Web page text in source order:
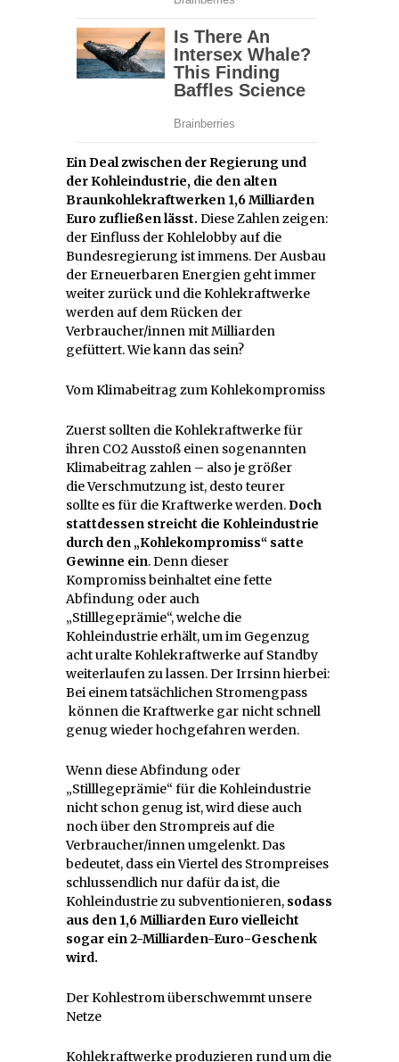
Ein Deal zwischen der Regierung und
der Kohleindustrie, die den alten
Braunkohlekraftwerken 1,6 Milliarden
Euro zufließen lässt. Diese Zahlen zeigen:
der Einfluss der Kohlelobby auf die
Bundesregierung ist immens. Der Ausbau
der Erneuerbaren Energien geht immer
weiter zurück und die Kohlekraftwerke
werden auf dem Rücken der
Verbraucher/innen mit Milliarden
gefüttert. Wie kann das sein?
Vom Klimabeitrag zum Kohlekompromiss
Zuerst sollten die Kohlekraftwerke für
ihren CO2 Ausstoß einen sogenannten
Klimabeitrag zahlen – also je größer
die Verschmutzung ist, desto teurer
sollte es für die Kraftwerke werden.Doch
stattdessen streicht die Kohleindustrie
durch den „Kohlekompromiss“ satte
Gewinne ein. Denn dieser
Kompromiss beinhaltet eine fette
Abfindung oder auch
„Stilllegeprämie“, welche die
Kohleindustrie erhält, um im Gegenzug
acht uralte Kohlekraftwerke auf Standby
weiterlaufen zu lassen. Der Irrsinn hierbei:
Bei einem tatsächlichen Stromengpass
können die Kraftwerke gar nicht schnell
genug wieder hochgefahren werden.
Wenn diese Abfindung oder
„Stilllegeprämie“ für die Kohleindustrie
nicht schon genug ist, wird diese auch
noch über den Strompreis auf die
Verbraucher/innen umgelenkt. Das
bedeutet, dass ein Viertel des Strompreises
schlussendlich nur dafür da ist, die
Kohleindustrie zu subventionieren, sodass
aus den 1,6 Milliarden Euro vielleicht
sogar ein 2-Milliarden-Euro-Geschenk
wird.
Der Kohlestrom überschwemmt unsere
Netze
Kohlekraftwerke produzieren rund um die